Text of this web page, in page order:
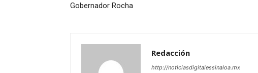
Gobernador Rocha
Redacción
http://noticiasdigitalessinaloa.mx